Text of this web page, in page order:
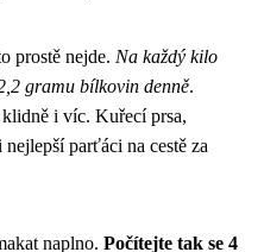
prostě nejde. Na každý kilo
gramu bílkovin denně.
i víc. Kuřecí prsa,
parťáci na cestě za
naplno. Počítejte tak se 4